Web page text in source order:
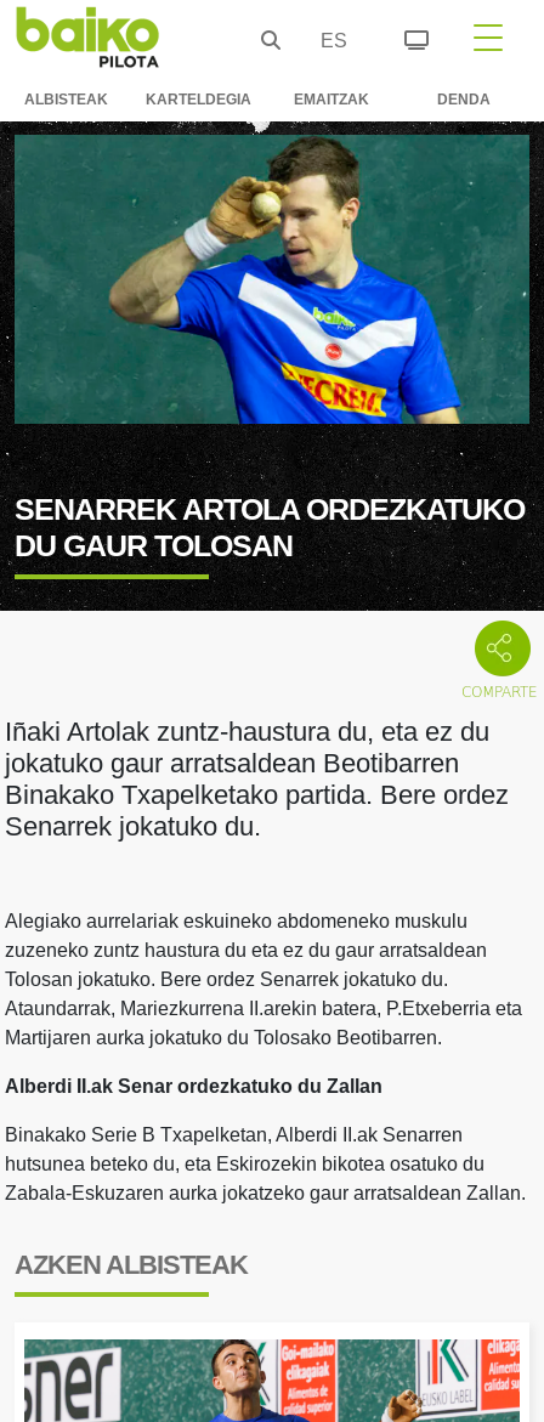
ES
ALBISTEAK KARTELDEGIA EMAITZAK DENDA
SENARREK ARTOLA ORDEZKATUKO
DU GAUR TOLOSAN
Iñaki Artolak zuntz-haustura du, eta ez du
jokatuko gaur arratsaldean Beotibarren
Binakako Txapelketako partida. Bere ordez
Senarrek jokatuko du.
Alegiako aurrelariak eskuineko abdomeneko muskulu
zuzeneko zuntz haustura du eta ez du gaur arratsaldean
Tolosan jokatuko. Bere ordez Senarrek jokatuko du.
Ataundarrak, Mariezkurrena II.arekin batera, P.Etxeberria eta
Martijaren aurka jokatuko du Tolosako Beotibarren.
Alberdi II.ak Senar ordezkatuko du Zallan
Binakako Serie B Txapelketan, Alberdi II.ak Senarren
hutsunea beteko du, eta Eskirozekin bikotea osatuko du
Zabala-Eskuzaren aurka jokatzeko gaur arratsaldean Zallan.
AZKEN ALBISTEAK